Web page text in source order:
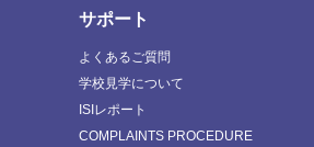
サポート
よくあるご質問
学校見学について
ISIレポート
COMPLAINTS PROCEDURE